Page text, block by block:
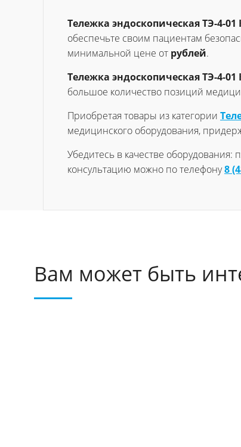
Тележка эндоскопическая ТЭ-4-01
обеспечьте своим пациентам
минимальной цене от рублей.
Тележка эндоскопическая ТЭ-4-01
большое количество позиций
Приобретая товары из категории
медицинского оборудования,
Убедитесь в качестве
консультацию можно по телефону8
Вам может быть